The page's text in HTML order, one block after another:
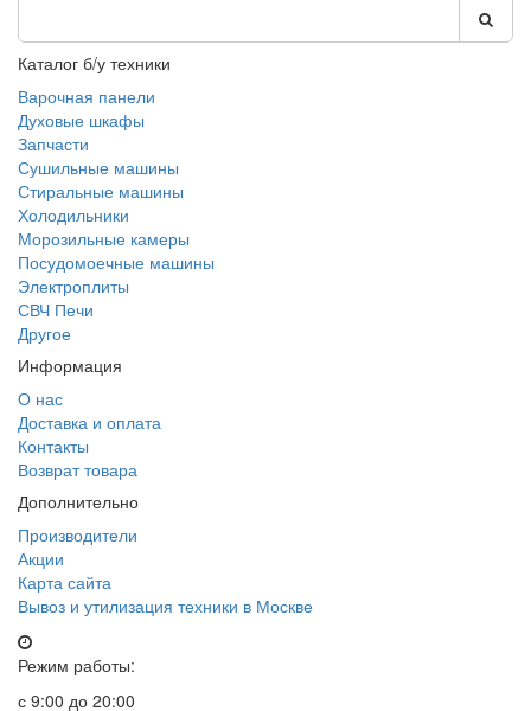
Каталог б/у техники
Варочная панели
Духовые шкафы
Запчасти
Сушильные машины
Стиральные машины
Холодильники
Морозильные камеры
Посудомоечные машины
Электроплиты
СВЧ Печи
Другое
Информация
О нас
Доставка и оплата
Контакты
Возврат товара
Дополнительно
Производители
Акции
Карта сайта
Вывоз и утилизация техники в Москве
Режим работы:
с 9:00 до 20:00